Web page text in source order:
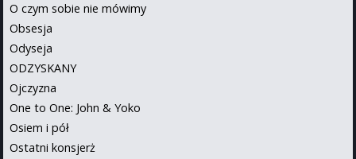
O czym sobie nie mówimy
Obsesja
Odyseja
ODZYSKANY
Ojczyzna
One to One: John & Yoko
Osiem i pół
Ostatni konsjerż